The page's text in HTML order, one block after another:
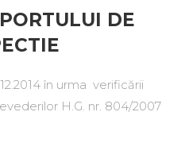
DE
în urma verificării
H.G. nr. 804/2007